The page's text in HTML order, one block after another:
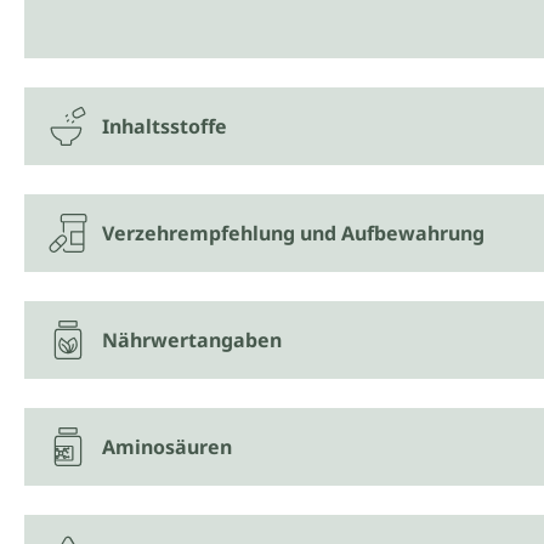
Inhaltsstoffe
Verzehrempfehlung und Aufbewahrung
Nährwertangaben
Aminosäuren